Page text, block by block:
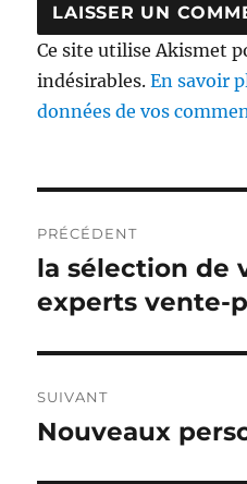
Ce site utilise Akismet
indésirables.En savoir
données de vos
de
l’article
PRÉCÉDENT
Publication
précédente :
la sélection de
experts vente-
SUIVANT
Publication
Nouveaux